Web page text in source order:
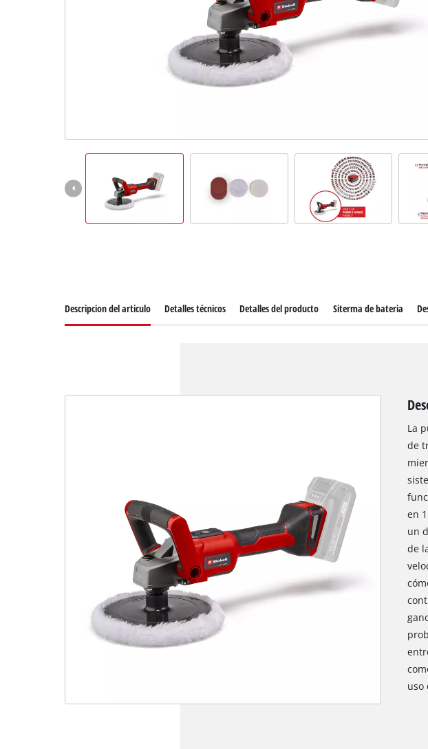
Todos los productos Power X-
Herramientas Power X-Change
Herramientas de jardín Power X-
Descripcion del articulo Detalles técnicos Detalles del producto Siterma de bateria
La
de
en
un
de
uso